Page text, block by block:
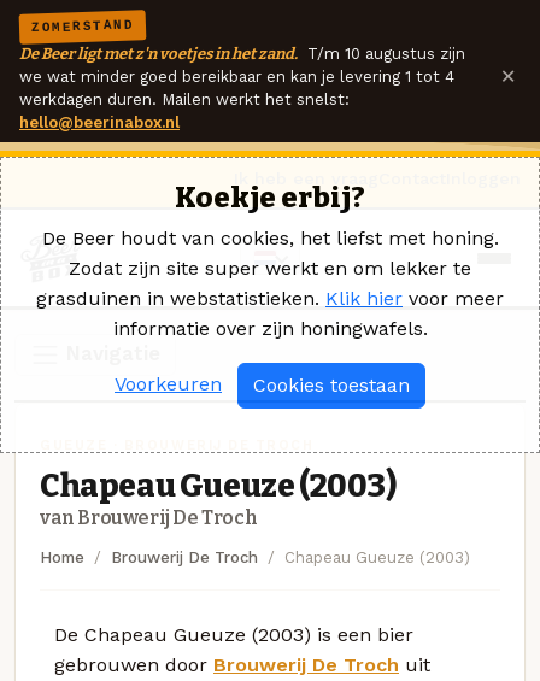
ZOMERSTAND
De Beer ligt met z'n voetjes in het zand. T/m 10 augustus zijn
we wat minder goed bereikbaar en kan je levering 1 tot 4
werkdagen duren. Mailen werkt het snelst:
hello@beerinabox.nl
×
Chapeau Gueuze (2003)
van Brouwerij De Troch
Home Brouwerij De Troch Chapeau Gueuze (2003)
De Chapeau Gueuze (2003) is een bier
gebrouwen door Brouwerij De Troch uit
Koekje erbij?
De Beer houdt van cookies, het liefst met honing.
Zodat zijn site super werkt en om lekker te
grasduinen in webstatistieken. Klik hier voor meer
informatie over zijn honingwafels.
Voorkeuren Cookies toestaan